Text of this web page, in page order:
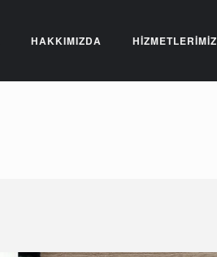
HAKKIMIZDA HİZMETLERİMİZ